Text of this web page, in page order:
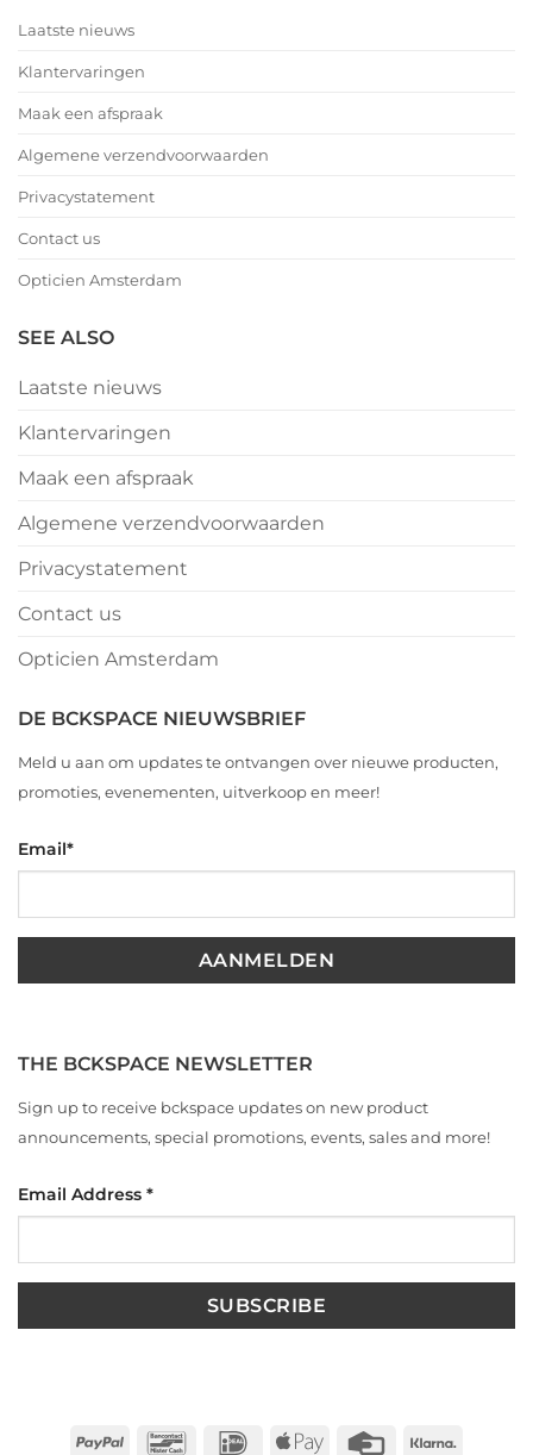
Laatste nieuws
Klantervaringen
Maak een afspraak
Algemene verzendvoorwaarden
Privacystatement
Contact us
Opticien Amsterdam
SEE ALSO
Laatste nieuws
Klantervaringen
Maak een afspraak
Algemene verzendvoorwaarden
Privacystatement
Contact us
Opticien Amsterdam
DE BCKSPACE NIEUWSBRIEF
Meld u aan om updates te ontvangen over nieuwe producten,
promoties, evenementen, uitverkoop en meer!
Email*
THE BCKSPACE NEWSLETTER
Sign up to receive bckspace updates on new product
announcements, special promotions, events, sales and more!
Email Address *
PayPal Bancontact
IDeal Apple Credit Klarna